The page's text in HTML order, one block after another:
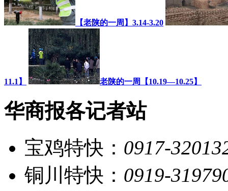
【老陕的一周】3.14-3.20
11.1】 老陕的一周【10.19—10.25】
华商报各记者站
宝鸡特快： 0917-
铜川特快： 0919-